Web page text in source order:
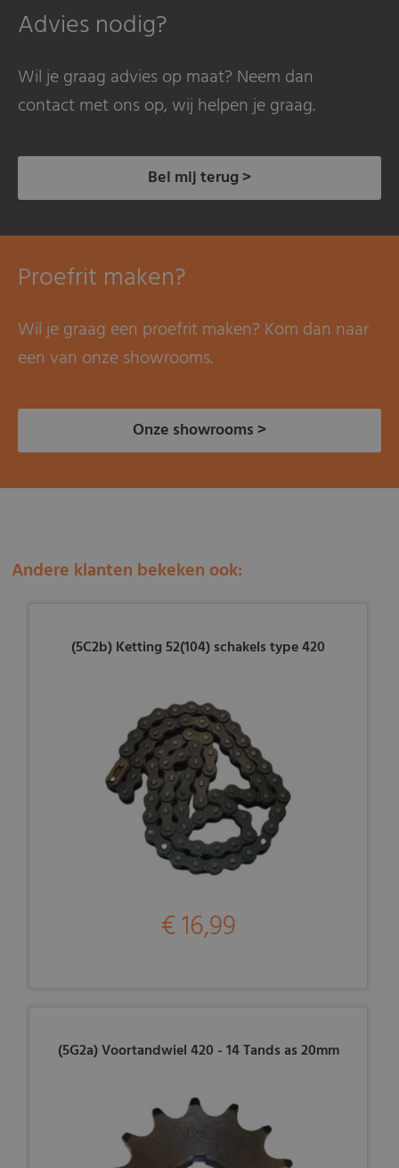
Advies nodig?
Wil je graag advies op maat? Neem dan
contact met ons op, wij helpen je graag.
Bel mij terug >
Proefrit maken?
Wil je graag een proefrit maken? Kom dan naar
een van onze showrooms.
Onze showrooms >
Andere klanten bekeken ook:
(5C2b) Ketting 52(104) schakels type 420
€ 16,99
(5G2a) Voortandwiel 420 - 14 Tands as 20mm